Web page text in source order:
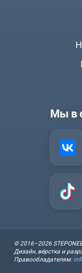
Мы в
© 2016–2026
Дизайн, вёрстка и
Правообладателям: